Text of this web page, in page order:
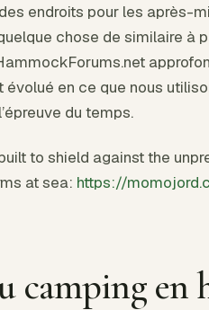
endroits pour les après-
chose de similaire à
en ce que nous
du temps.
to shield against the
at sea: https://
camping en